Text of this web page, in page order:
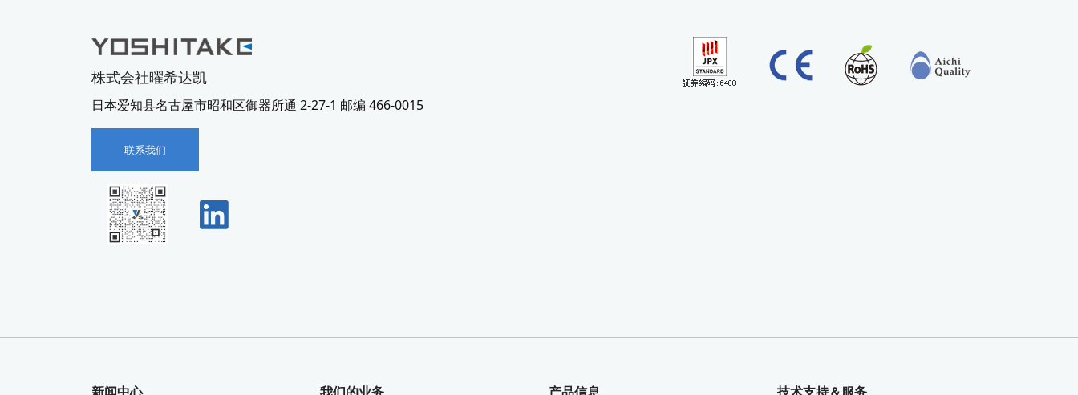
株式会社曜希达凯
日本爱知县名古屋市昭和区御器所通 2-27-1 邮编 466-0015
联系我们